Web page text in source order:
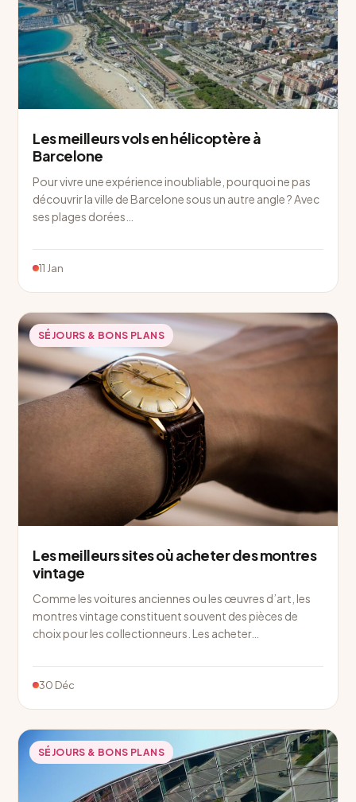
Les meilleurs vols en hélicoptère à
Barcelone
Pour vivre une expérience inoubliable, pourquoi ne pas
découvrir la ville de Barcelone sous un autre angle ? Avec
ses plages dorées…
11 Jan
SÉJOURS & BONS PLANS
Les meilleurs sites où acheter des montres
vintage
Comme les voitures anciennes ou les œuvres d’art, les
montres vintage constituent souvent des pièces de
choix pour les collectionneurs. Les acheter…
30 Déc
SÉJOURS & BONS PLANS